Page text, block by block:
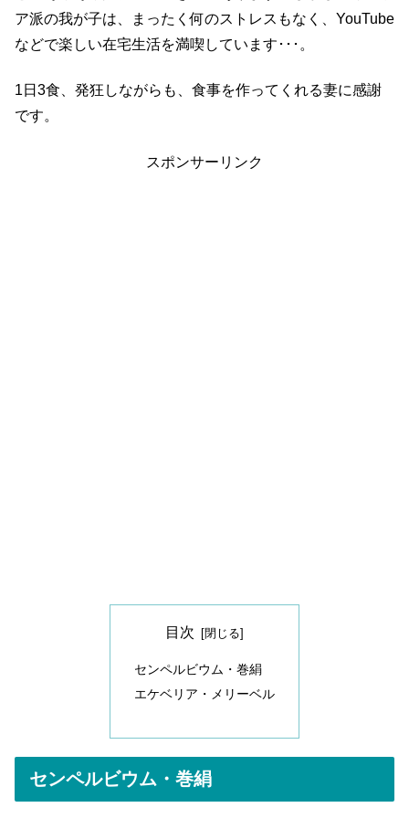
ア派の我が子は、まったく何のストレスもなく、YouTube
などで楽しい在宅生活を満喫しています･･･。
1日3食、発狂しながらも、食事を作ってくれる妻に感謝
です。
スポンサーリンク
目次
センペルビウム・巻絹
エケベリア・メリーベル
センペルビウム・巻絹